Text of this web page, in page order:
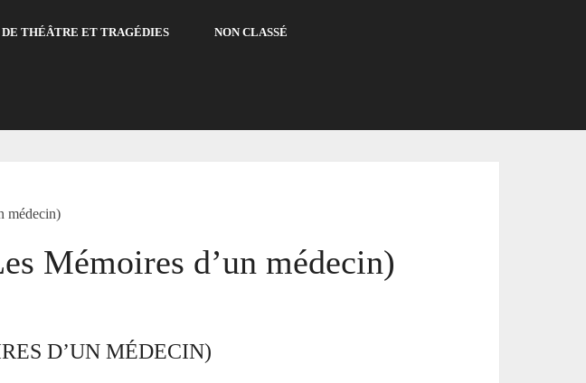
DE THÉÂTRE ET TRAGÉDIES NON CLASSÉ
médecin)
Mémoires d’un médecin)
D’UN MÉDECIN)